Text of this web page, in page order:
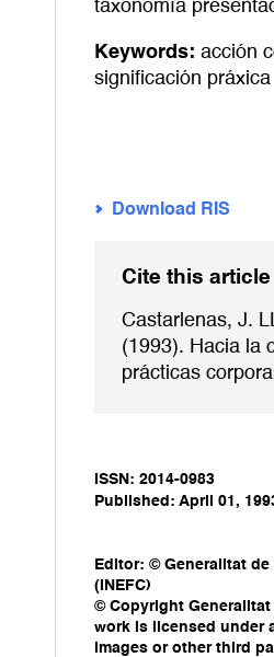
taxonomía
Keywords: acción
significación práxica
Download RIS
Cite this article
Castarlenas, J.
(1993). Hacia la
prácticas
ISSN: 2014-0983
Published: April 01,
Editor: © Generalitat
(INEFC)
© Copyright Generalitat
work is licensed under
images or other third